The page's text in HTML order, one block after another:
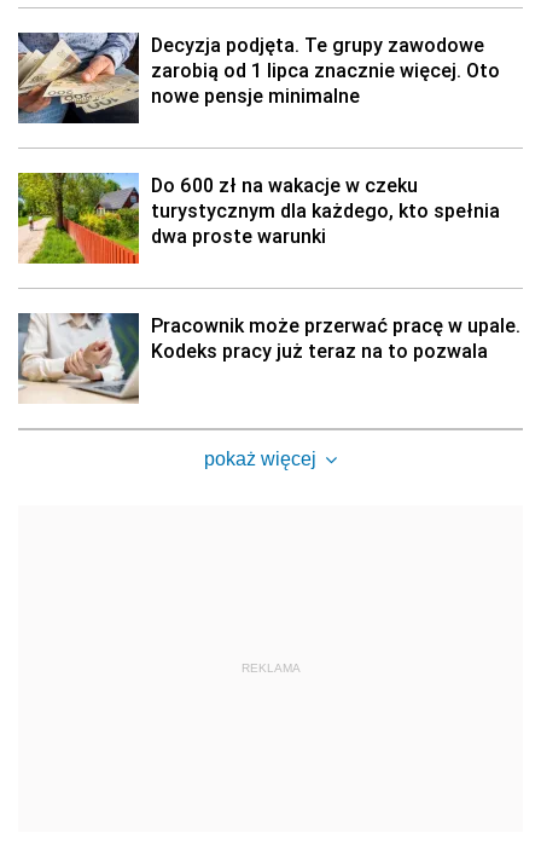
Decyzja podjęta. Te grupy zawodowe
zarobią od 1 lipca znacznie więcej. Oto
nowe pensje minimalne
Do 600 zł na wakacje w czeku
turystycznym dla każdego, kto spełnia
dwa proste warunki
Pracownik może przerwać pracę w upale.
Kodeks pracy już teraz na to pozwala
pokaż więcej
REKLAMA